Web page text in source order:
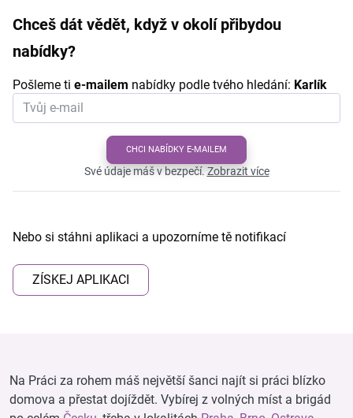
Chceš dát vědět, když v okolí přibydou
nabídky?
Pošleme ti e-mailem nabídky podle tvého hledání: Karlík
CHCI NABÍDKY E-MAILEM
Své údaje máš v bezpečí.Zobrazit více
Nebo si stáhni aplikaci a upozorníme tě notifikací
ZÍSKEJ APLIKACI
Na Práci za rohem máš největší šanci najít si práci blízko
domova a přestat dojíždět. Vybírej z volných míst a brigád